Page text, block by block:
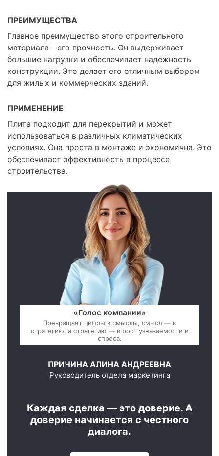
ПРЕИМУЩЕСТВА
Главное преимущество этого строительного
материала - его прочность. Он выдерживает
большие нагрузки и обеспечивает надежность
конструкции. Это делает его отличным выбором
для жилых и коммерческих зданий.
ПРИМЕНЕНИЕ
Плита подходит для перекрытий и может
использоваться в различных климатических
условиях. Она проста в монтаже и экономична. Это
обеспечивает эффективность в процессе
строительства.
«Голос компании»
Превращает цифры в смыслы, смысл — в
стратегию, а стратегию — в рост узнаваемости и
спроса.
ПРИЧИНА АЛИНА АНДРЕЕВНА
Руководитель отдела маркетинга
Каждая сделка — это доверие. А
доверие начинается с честного
диалога.